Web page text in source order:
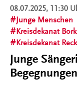
08.07.2025, 11:30
Junge Menschen
Kreisdekanat
Kreisdekanat
Junge